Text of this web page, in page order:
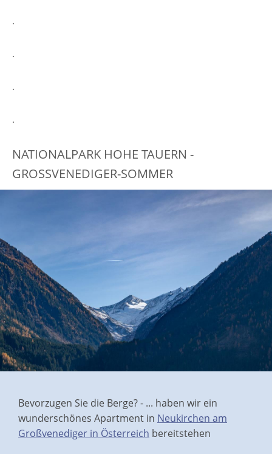
.
.
.
.
NATIONALPARK HOHE TAUERN -
GROSSVENEDIGER-SOMMER
Bevorzugen Sie die Berge? - ... haben wir ein
wunderschönes Apartment in Neukirchen am
Großvenediger in Österreich bereitstehen